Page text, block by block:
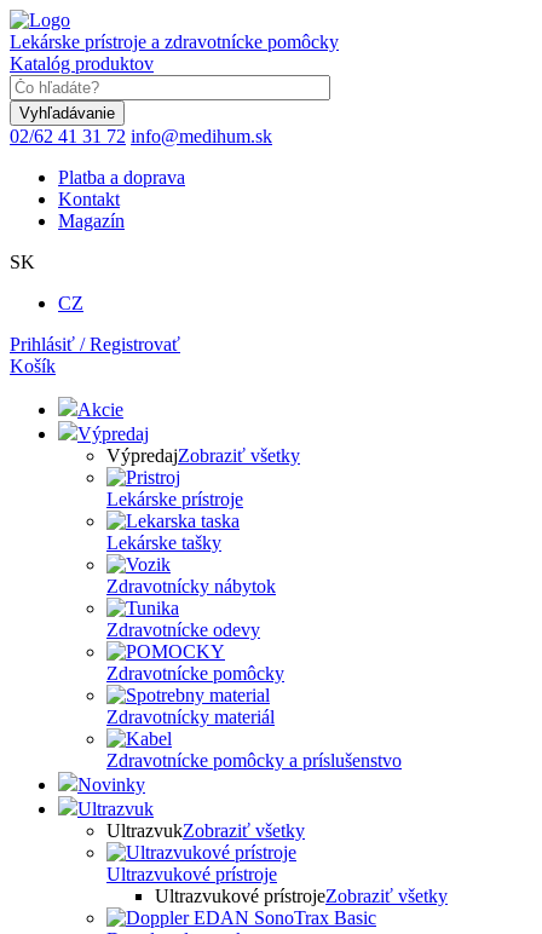
Skočiť
na
hlavný
obsah
Lekárske prístroje a zdravotnícke pomôcky
Katalóg produktov
02/62 41 31 72 info@medihum.sk
Platba a doprava
Kontakt
Magazín
SK
CZ
Prihlásiť / Registrovať
Košík
Akcie
Výpredaj
VýpredajZobraziť všetky
Lekárske prístroje
Lekárske tašky
Zdravotnícky nábytok
Zdravotnícke odevy
Zdravotnícke pomôcky
Zdravotnícky materiál
Zdravotnícke pomôcky a príslušenstvo
Novinky
Ultrazvuk
UltrazvukZobraziť všetky
Ultrazvukové prístroje
Ultrazvukové prístrojeZobraziť všetky